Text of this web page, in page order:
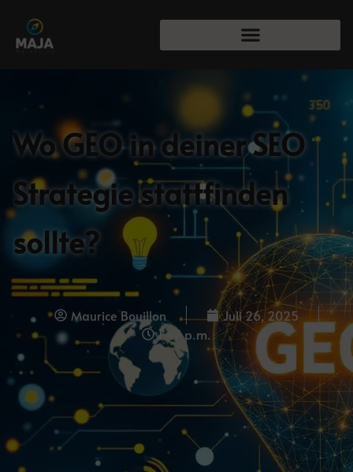
Wo GEO in deiner SEO
Strategie stattfinden
sollte?
Maurice Bouillon
Juli 26, 2025
1:47 p.m.